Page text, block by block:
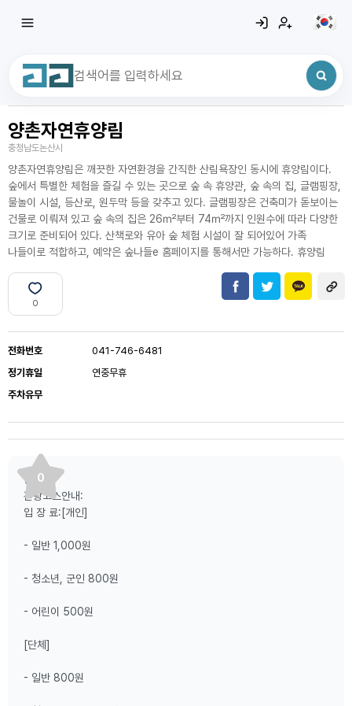
최근 검색어
양촌자연휴양림
충청남도논산시
양촌자연휴양림은 깨끗한 자연환경을 간직한 산림욕장인 동시에 휴양림이다.
숲에서 특별한 체험을 즐길 수 있는 곳으로 숲 속 휴양관, 숲 속의 집, 글램핑장,
물놀이 시설, 등산로, 원두막 등을 갖추고 있다. 글램핑장은 건축미가 돋보이는
건물로 이뤄져 있고 숲 속의 집은 26㎡부터 74㎡까지 인원수에 따라 다양한
크기로 준비되어 있다. 산책로와 유아 숲 체험 시설이 잘 되어있어 가족
나들이로 적합하고, 예약은 숲나들e 홈페이지를 통해서만 가능하다. 휴양림
0
전화번호
041-746-6481
정기휴일
연중무휴
주차유무
0
등산로:
관광코스안내:
입 장 료:[개인]
- 일반 1,000원
- 청소년, 군인 800원
- 어린이 500원
[단체]
- 일반 800원